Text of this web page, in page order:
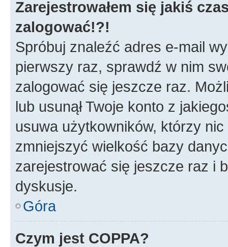
Zarejestrowałem się jakiś
zalogować!?!
Spróbuj znaleźć adres e-mail
pierwszy raz, sprawdź w nim
zalogować się jeszcze raz.
lub usunął Twoje konto z
usuwa użytkowników, którzy
zmniejszyć wielkość bazy
zarejestrować się jeszcze raz i
dyskusje.
Góra
Czym jest COPPA?